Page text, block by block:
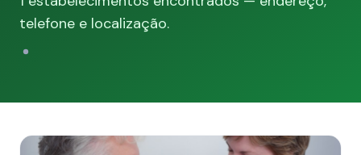
telefone e localização.